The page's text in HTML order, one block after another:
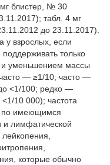
блистер, № 30
табл. 4 мг
до 23.11.2017).
взрослых, если
только
и уменьшением массы
— ≥1/10; часто —
<1/100; редко —
10 000); частота
по имеющимся
лимфатической
которые обычно